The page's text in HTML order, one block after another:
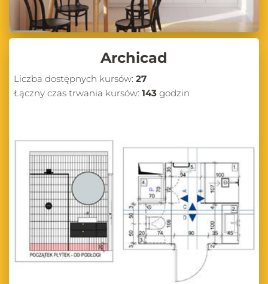
Archicad
Liczba dostępnych kursów: 27
Łączny czas trwania kursów: 143 godzin